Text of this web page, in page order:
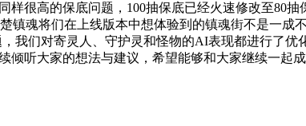
很高的保底问题，100抽保底已经火速修改至80抽
魂将们在上线版本中想体验到的镇魂街不是一成
我们对寄灵人、守护灵和怪物的AI表现都进行了优
听大家的想法与建议，希望能够和大家继续一起